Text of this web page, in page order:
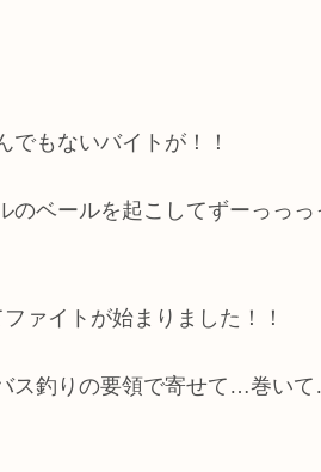
もないバイトが！！
ベールを起こしてずーっっっ
ァイトが始まりました！！
ス釣りの要領で寄せて…巻いて